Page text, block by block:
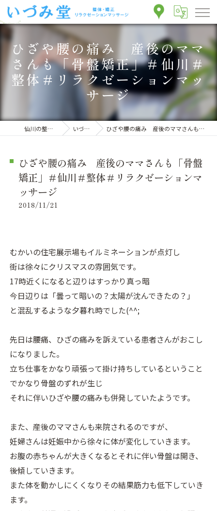
ひざや腰の痛み 産後のママ
さんも「骨盤矯正」＃仙川＃
整体＃リラクゼーションマッ
サージ
仙川の整体ならいづみ堂整体院 いづみ堂のブログ ひざや腰の痛み 産後のママさんも「骨盤矯正」＃仙川＃整体＃リラクゼーションマッサージ
ひざや腰の痛み 産後のママさんも「骨盤
矯正」＃仙川＃整体＃リラクゼーションマ
ッサージ
2018/11/21
むかいの住宅展示場もイルミネーションが点灯し
街は徐々にクリスマスの雰囲気です。
17時近くになると辺りはすっかり真っ暗
今日辺りは「曇って暗いの？太陽が沈んできたの？」
と混乱するような夕暮れ時でした(^^;
先日は腰痛、ひざの痛みを訴えている患者さんがおこし
になりました。
立ち仕事をかなり頑張って掛け持ちしているということ
でかなり骨盤のずれが生じ
それに伴いひざや腰の痛みも併発していたようです。
また、産後のママさんも来院されるのですが、
妊婦さんは妊娠中から徐々に体が変化していきます。
お腹の赤ちゃんが大きくなるとそれに伴い骨盤は開き、
後傾していきます。
また体を動かしにくくなりその結果筋力も低下していき
ます。